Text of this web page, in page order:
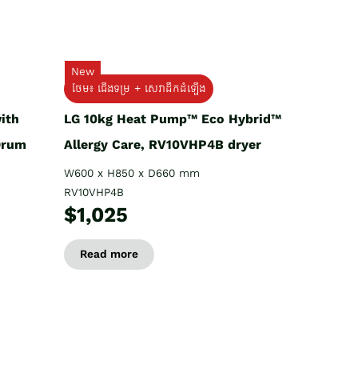
New
ថែម៖ ជើងទម្រ + សេវាដឹកដំឡើង
LG 10kg Heat Pump™ Eco Hybrid™
Allergy Care, RV10VHP4B dryer
W600 x H850 x D660 mm
RV10VHP4B
$1,025
Read more